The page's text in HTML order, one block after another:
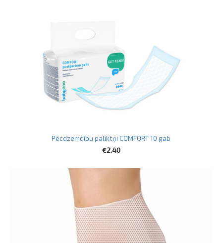
Pēcdzemdību paliktņi COMFORT 10 gab
€2.40